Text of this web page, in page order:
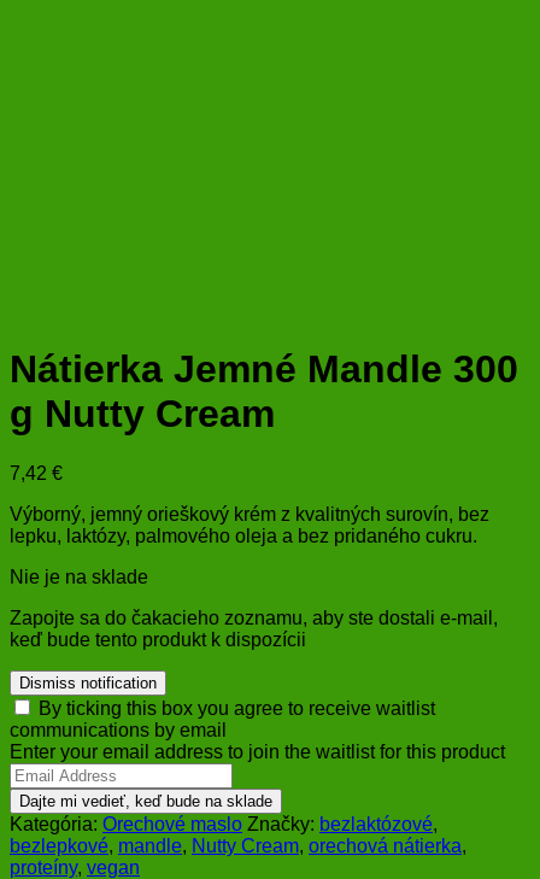
Nátierka Jemné Mandle 300
g Nutty Cream
7,42 €
Výborný, jemný orieškový krém z kvalitných surovín, bez
lepku, laktózy, palmového oleja a bez pridaného cukru.
Nie je na sklade
Zapojte sa do čakacieho zoznamu, aby ste dostali e-mail,
keď bude tento produkt k dispozícii
Dismiss notification
By ticking this box you agree to receive waitlist
communications by email
Enter your email address to join the waitlist for this product
Dajte mi vedieť, keď bude na sklade
Kategória: Orechové maslo Značky: bezlaktózové,
bezlepkové, mandle, Nutty Cream, orechová nátierka,
proteíny, vegan